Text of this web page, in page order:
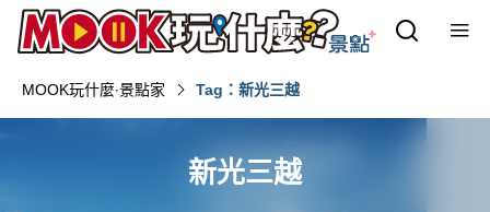
MOOK玩什麼‧景點家 Tag：新光三越
新光三越